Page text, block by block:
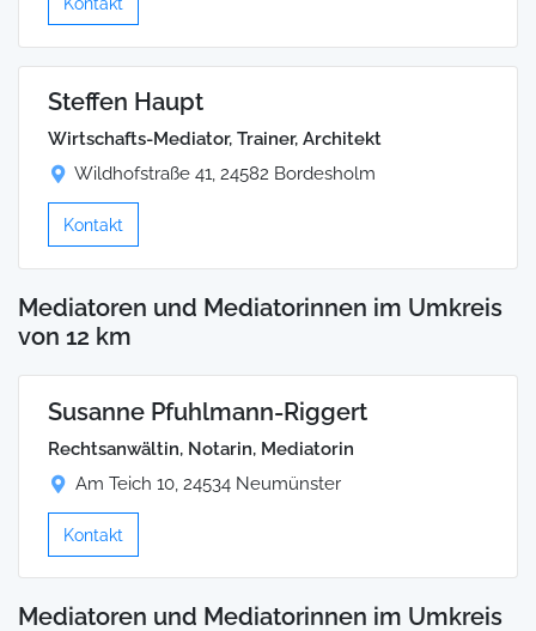
Steffen Haupt
Wirtschafts-Mediator, Trainer, Architekt
Wildhofstraße 41, 24582 Bordesholm
Kontakt
Mediatoren und Mediatorinnen im Umkreis
von 12 km
Susanne Pfuhlmann-Riggert
Rechtsanwältin, Notarin, Mediatorin
Am Teich 10, 24534 Neumünster
Kontakt
Mediatoren und Mediatorinnen im Umkreis